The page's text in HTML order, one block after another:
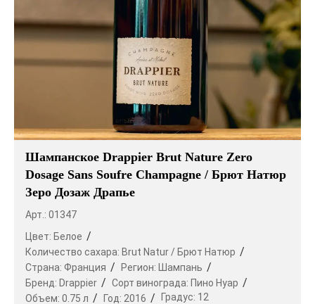
Шампанское Drappier Brut Nature Zero
Dosage Sans Soufre Champagne / Брют Натюр
Зеро Дозаж Драпье
Арт.: 01347
Цвет: Белое
Количество сахара: Brut Natur / Брют Натюр
Страна: Франция Регион:
Шампань
Бренд: Drappier Сорт винограда: Пино Нуар
Объем: 0.75 л Год: 2016 Градус: 12